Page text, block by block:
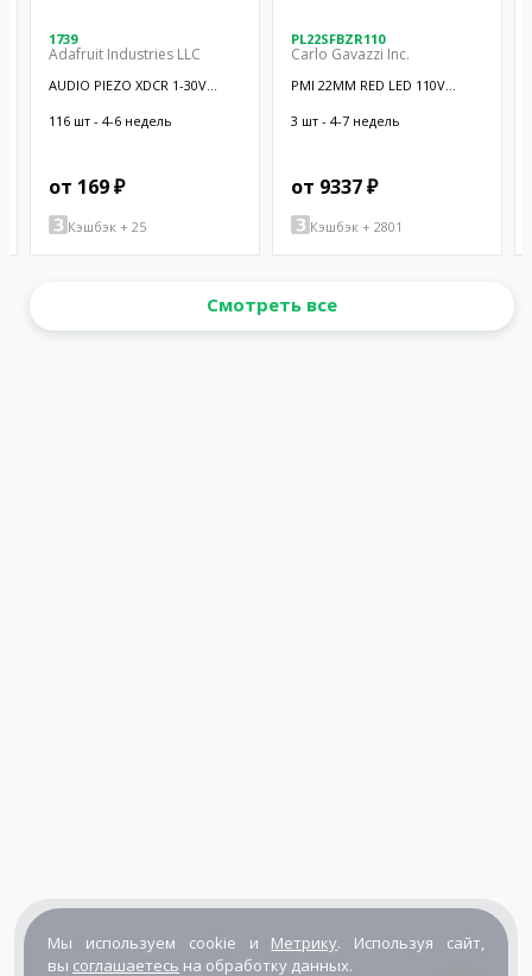
1739
Adafruit Industries LLC
AUDIO PIEZO XDCR 1-30V
116 шт - 4-6 недель
от 169 ₽
Кэшбэк + 25
PL22SFBZR110
Carlo Gavazzi Inc.
PMI 22MM RED LED 110V
3 шт - 4-7 недель
от 9337 ₽
Кэшбэк + 2801
Смотреть все
Мы используем cookie и Метрику. Используя сайт,
вы соглашаетесь на обработку данных.